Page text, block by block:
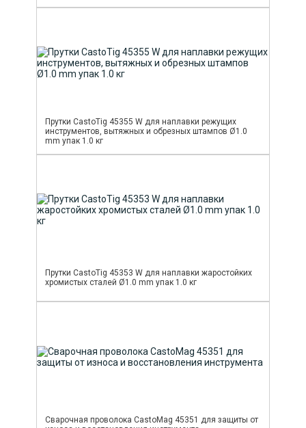
Прутки CastoTig 45355 W для наплавки режущих
инструментов, вытяжных и обрезных штампов Ø1.0
mm упак 1.0 кг
Прутки CastoTig 45353 W для наплавки жаростойких
хромистых сталей Ø1.0 mm упак 1.0 кг
Сварочная проволока CastoMag 45351 для защиты от